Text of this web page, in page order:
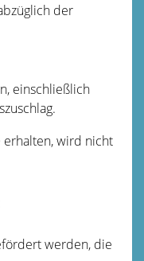
der
einschließlich
erhalten, wird nicht
werden, die